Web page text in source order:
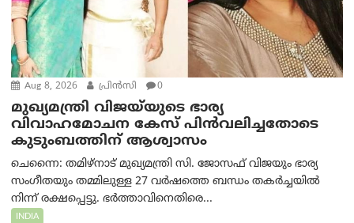
Aug 8, 2026 പ്രിന്‍സി 0
മുഖ്യമന്ത്രി വിജയ്‌യുടെ ഭാര്യ
വിവാഹമോചന കേസ് പിൻവലിച്ചതോടെ
കുടുംബത്തിന് ആശ്വാസം
ചെന്നൈ: തമിഴ്‌നാട് മുഖ്യമന്ത്രി സി. ജോസഫ് വിജയും ഭാര്യ
സംഗീതയും തമ്മിലുള്ള 27 വർഷത്തെ ബന്ധം തകർച്ചയിൽ
നിന്ന് രക്ഷപ്പെട്ടു. ഭർത്താവിനെതിരെ...
INDIA